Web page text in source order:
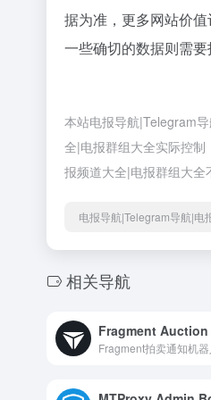
据为准，更多网站价
一些确切的数据则需
本站电报导航|Telegram
全|电报群组大全实际控
报频道大全|电报群组大全
电报导航|Telegram导航|电
相关导航
Fragment
Fragment拍卖通知机器